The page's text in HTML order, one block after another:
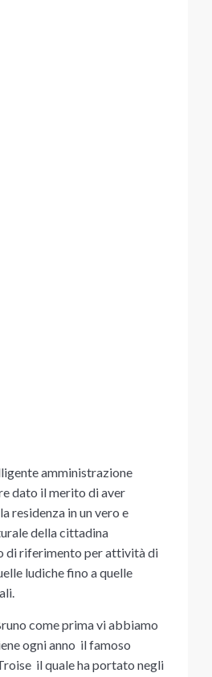
amministrazione
dato il merito di aver
residenza in un vero e
della cittadina
di riferimento per attività di
ludiche fino a quelle
come prima vi abbiamo
ogni anno il famoso
il quale ha portato negli